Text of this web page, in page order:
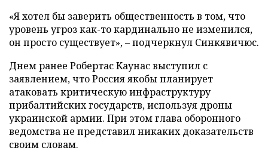
«Я хотел бы заверить общественность в том, что
уровень угроз как-то кардинально не изменился,
он просто существует», – подчеркнул Синкявичюс.
Днем ранее Робертас Каунас выступил с
заявлением, что Россия якобы планирует
атаковать критическую инфраструктуру
прибалтийских государств, используя дроны
украинской армии. При этом глава оборонного
ведомства не представил никаких доказательств
своим словам.